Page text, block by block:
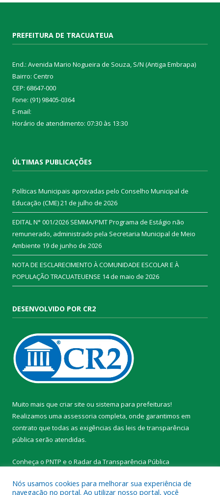
PREFEITURA DE TRACUATEUA
End.: Avenida Mario Nogueira de Souza, S/N (Antiga Embrapa)
Bairro: Centro
CEP: 68647-000
Fone: (91) 98405-0364
E-mail:
Horário de atendimento: 07:30 às 13:30
ÚLTIMAS PUBLICAÇÕES
Políticas Municipais aprovadas pelo Conselho Municipal de
Educação (CME)21 de julho de 2026
EDITAL N° 001/2026 SEMMA/PMT Programa de Estágio não
remunerado, administrado pela Secretaria Municipal de Meio
Ambiente 19 de junho de 2026
NOTA DE ESCLARECIMENTO À COMUNIDADE ESCOLAR E À
POPULAÇÃO TRACUATEUENSE 14 de maio de 2026
DESENVOLVIDO POR CR2
Muito mais que criar site ou sistema para prefeituras!
Realizamos uma assessoria completa, onde garantimos em
contrato que todas as exigências das leis de transparência
pública serão atendidas.
Conheça o PNTP e o Radar da Transparência Pública
Nós usamos cookies para melhorar sua experiência de
navegação no portal. Ao utilizar nosso portal, você